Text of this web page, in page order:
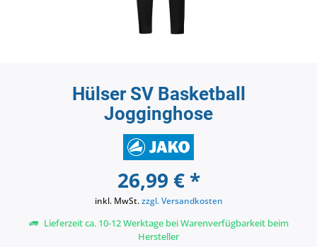
Hülser SV Basketball
Jogginghose
26,99 € *
inkl. MwSt.zzgl. Versandkosten
Lieferzeit ca. 10-12 Werktage bei Warenverfügbarkeit beim
Hersteller